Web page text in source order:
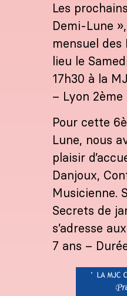
Les
Demi-Lune
mensuel des
lieu le
17h30 à la
– Lyon 2ème
Pour cette
Lune, nous
plaisir
Danjoux,
Musicienne.
Secrets de
s’adresse
7 ans –